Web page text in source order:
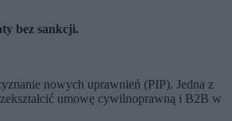
bez sankcji.
nowych uprawnień (PIP). Jedna z
umowę cywilnoprawną i B2B w